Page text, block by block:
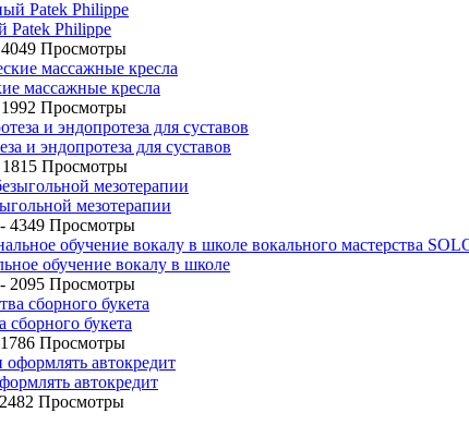
Patek Philippe
Просмотры
массажные кресла
Просмотры
и эндопротеза для суставов
Просмотры
мезотерапии
- 4349 Просмотры
обучение вокалу в школе
- 2095 Просмотры
букета
Просмотры
автокредит
Просмотры